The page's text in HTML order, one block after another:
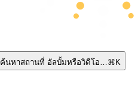
ค้นหาสถานที่ อัลบั้มหรือวิดีโอ…⌘K